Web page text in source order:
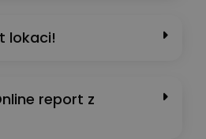
lokaci!
report z